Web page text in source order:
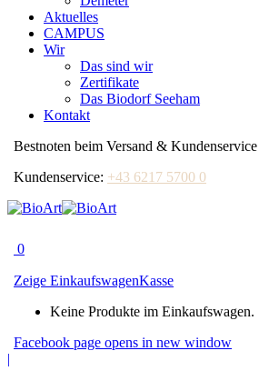
Aktuelles
CAMPUS
Wir
Das sind wir
Zertifikate
Das Biodorf Seeham
Kontakt
Bestnoten beim Versand & Kundenservice
Kundenservice: +43 6217 5700 0
0
Zeige EinkaufswagenKasse
Keine Produkte im Einkaufswagen.
Facebook page opens in new window
|